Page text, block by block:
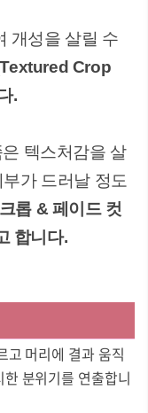
개성을 살릴 수
Crop
.
텍스처감을 살
가 드러날 정도
롭 & 페이드 컷
합니다.
고 머리에 결과 움직
분위기를 연출합니